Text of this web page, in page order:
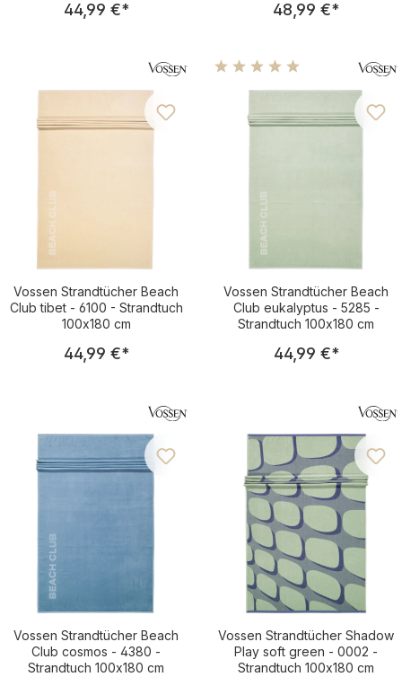
44,99 €* 48,99 €*
Vossen Strandtücher Beach
Club tibet - 6100 - Strandtuch
100x180 cm
Regulärer Preis:
44,99 €*
Durchschnittliche
Vossen Strandtücher Beach
Club eukalyptus - 5285 -
Strandtuch 100x180 cm
Regulärer
44,99 €*
Vossen Strandtücher Beach
Club cosmos - 4380 -
Strandtuch 100x180 cm
Vossen Strandtücher Shadow
Play soft green - 0002 -
Strandtuch 100x180 cm